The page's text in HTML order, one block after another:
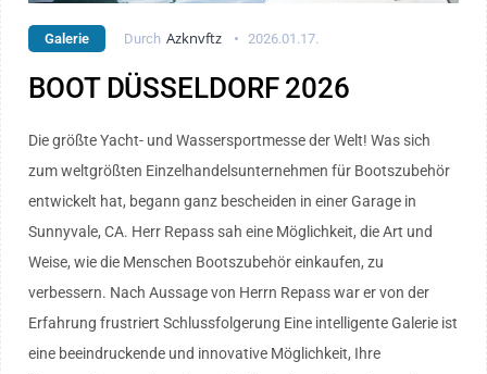
Galerie Durch Azknvftz 2026.01.17.
BOOT DÜSSELDORF 2026
Die größte Yacht- und Wassersportmesse der Welt! Was sich
zum weltgrößten Einzelhandelsunternehmen für Bootszubehör
entwickelt hat, begann ganz bescheiden in einer Garage in
Sunnyvale, CA. Herr Repass sah eine Möglichkeit, die Art und
Weise, wie die Menschen Bootszubehör einkaufen, zu
verbessern. Nach Aussage von Herrn Repass war er von der
Erfahrung frustriert Schlussfolgerung Eine intelligente Galerie ist
eine beeindruckende und innovative Möglichkeit, Ihre